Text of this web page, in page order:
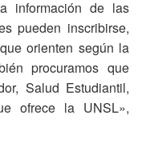
información de las
pueden inscribirse,
orienten según la
procuramos que
Salud Estudiantil,
ofrece la UNSL»,